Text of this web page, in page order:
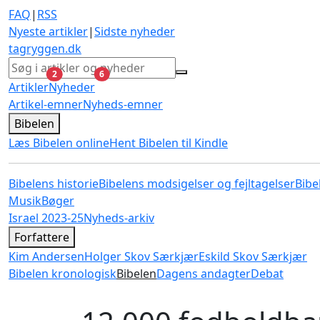
FAQ| RSS
Nyeste artikler|Sidste nyheder
tagryggen.dk
Artikler
2ulæste
Nyheder
6ulæste
Artikel-emnerNyheds-emner
Bibelen
Læs Bibelen onlineHent Bibelen til Kindle
Bibelens historieBibelens modsigelser og fejltagelser
MusikBøger
Israel 2023-25Nyheds-arkiv
Forfattere
Kim AndersenHolger Skov SærkjærEskild Skov Særkjær
Bibelen kronologiskBibelenDagens andagterDebat